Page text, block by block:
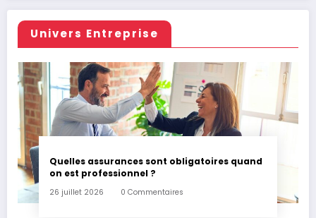
Univers Entreprise
Quelles assurances sont obligatoires quand
on est professionnel ?
26 juillet 2026 0 Commentaires